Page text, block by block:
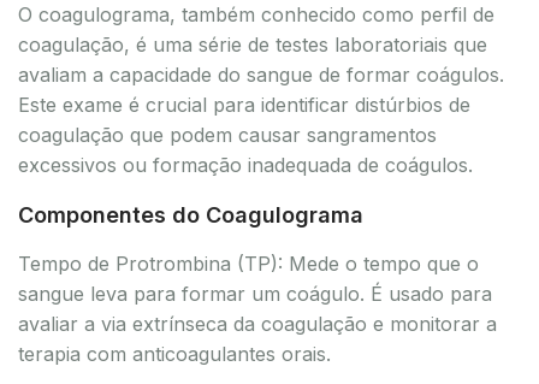
O coagulograma, também conhecido como perfil de
coagulação, é uma série de testes laboratoriais que
avaliam a capacidade do sangue de formar coágulos.
Este exame é crucial para identificar distúrbios de
coagulação que podem causar sangramentos
excessivos ou formação inadequada de coágulos.
Componentes do Coagulograma
Tempo de Protrombina (TP): Mede o tempo que o
sangue leva para formar um coágulo. É usado para
avaliar a via extrínseca da coagulação e monitorar a
terapia com anticoagulantes orais.